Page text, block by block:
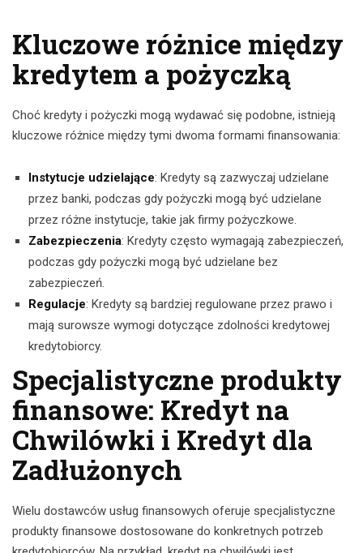
Kluczowe różnice między
kredytem a pożyczką
Choć kredyty i pożyczki mogą wydawać się podobne, istnieją
kluczowe różnice między tymi dwoma formami finansowania:
Instytucje udzielające: Kredyty są zazwyczaj udzielane
przez banki, podczas gdy pożyczki mogą być udzielane
przez różne instytucje, takie jak firmy pożyczkowe.
Zabezpieczenia: Kredyty często wymagają zabezpieczeń,
podczas gdy pożyczki mogą być udzielane bez
zabezpieczeń.
Regulacje: Kredyty są bardziej regulowane przez prawo i
mają surowsze wymogi dotyczące zdolności kredytowej
kredytobiorcy.
Specjalistyczne produkty
finansowe: Kredyt na
Chwilówki i Kredyt dla
Zadłużonych
Wielu dostawców usług finansowych oferuje specjalistyczne
produkty finansowe dostosowane do konkretnych potrzeb